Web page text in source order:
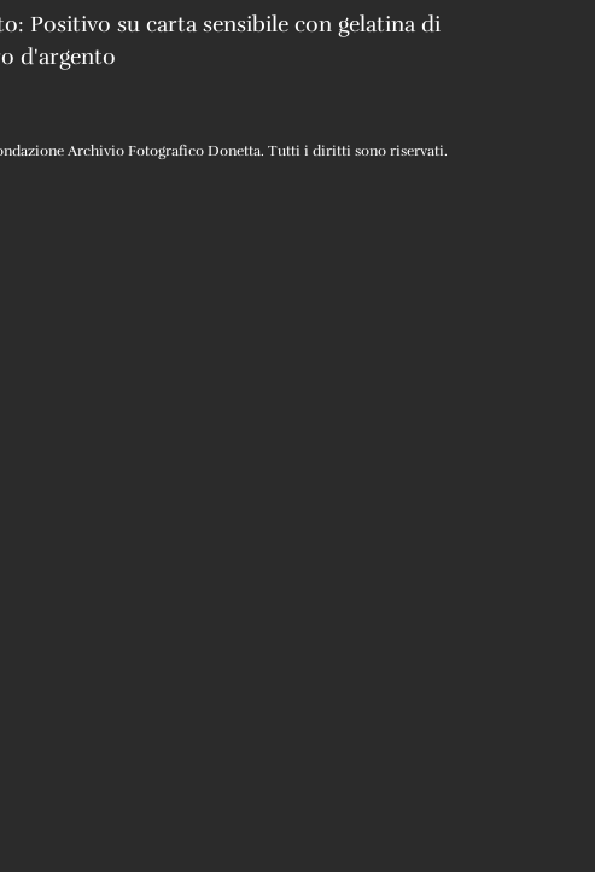
Positivo su carta sensibile con gelatina di
d'argento
Archivio Fotografico Donetta. Tutti i diritti sono riservati.